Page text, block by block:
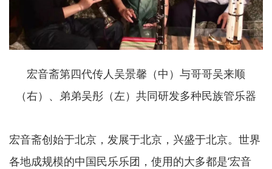
宏音斋第四代传人吴景馨（中）与哥哥吴来顺
（右）、弟弟吴彤（左）共同研发多种民族管乐器
宏音斋创始于北京，发展于北京，兴盛于北京。世界
各地成规模的中国民乐乐团，使用的大多都是‘宏音